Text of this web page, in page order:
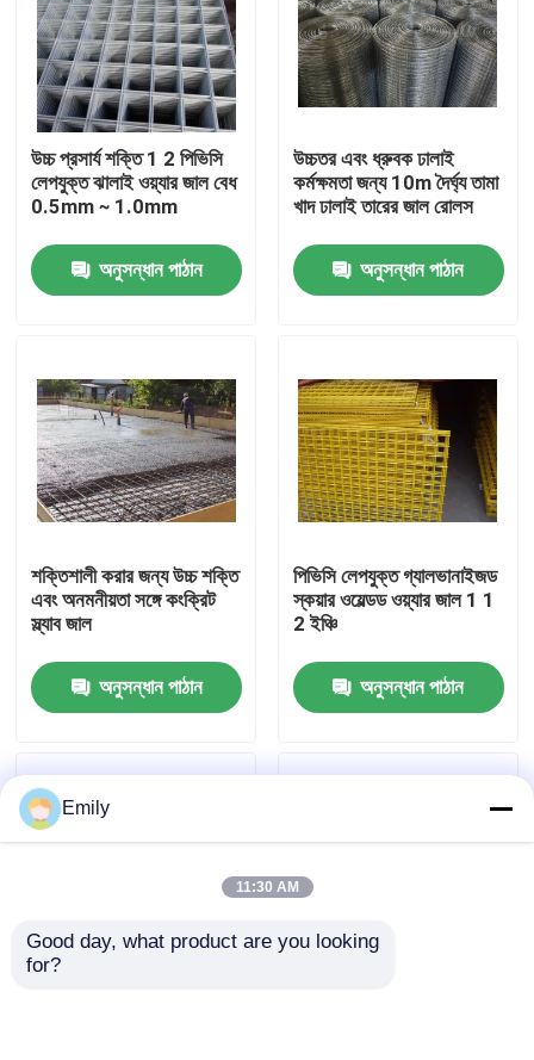
পণ্য
আমাদের সম্বন্ধে
কারখানা পরিদর্শন
গুণমান নিয়ন্ত্রণ
খবর
প্রসারিত ধাতু তারের জাল
উচ্চ প্রসার্য শক্তি 1 2 পিভিসি
লেপযুক্ত ঝালাই ওয়্যার জাল বেধ
0.5mm ∼ 1.0mm
অনুসন্ধান পাঠান
উচ্চতর এবং ধ্রুবক ঢালাই
কর্মক্ষমতা জন্য 10m দৈর্ঘ্য তামা
খাদ ঢালাই তারের জাল রোলস
অনুসন্ধান পাঠান
শক্তিশালী করার জন্য উচ্চ শক্তি
এবং অনমনীয়তা সঙ্গে কংক্রিট
স্ল্যাব জাল
অনুসন্ধান পাঠান
পিভিসি লেপযুক্ত গ্যালভানাইজড
স্কয়ার ওয়েল্ডড ওয়্যার জাল 1 1
2 ইঞ্চি
অনুসন্ধান পাঠান
Emily
11:30 AM
Good day, what product are you looking
for?